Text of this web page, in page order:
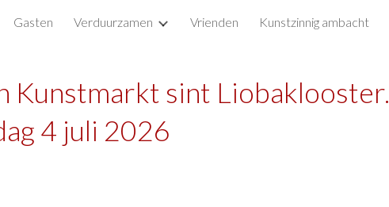
Skip to navigation
Gasten Verduurzamen Vrienden Kunstzinnig ambacht
Kunstmarkt sint Liobaklooster.
4 juli 2026